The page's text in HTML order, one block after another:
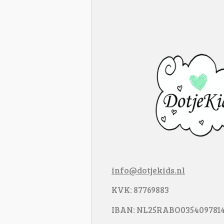
info@dotjekids.nl
KVK: 87769883
IBAN: